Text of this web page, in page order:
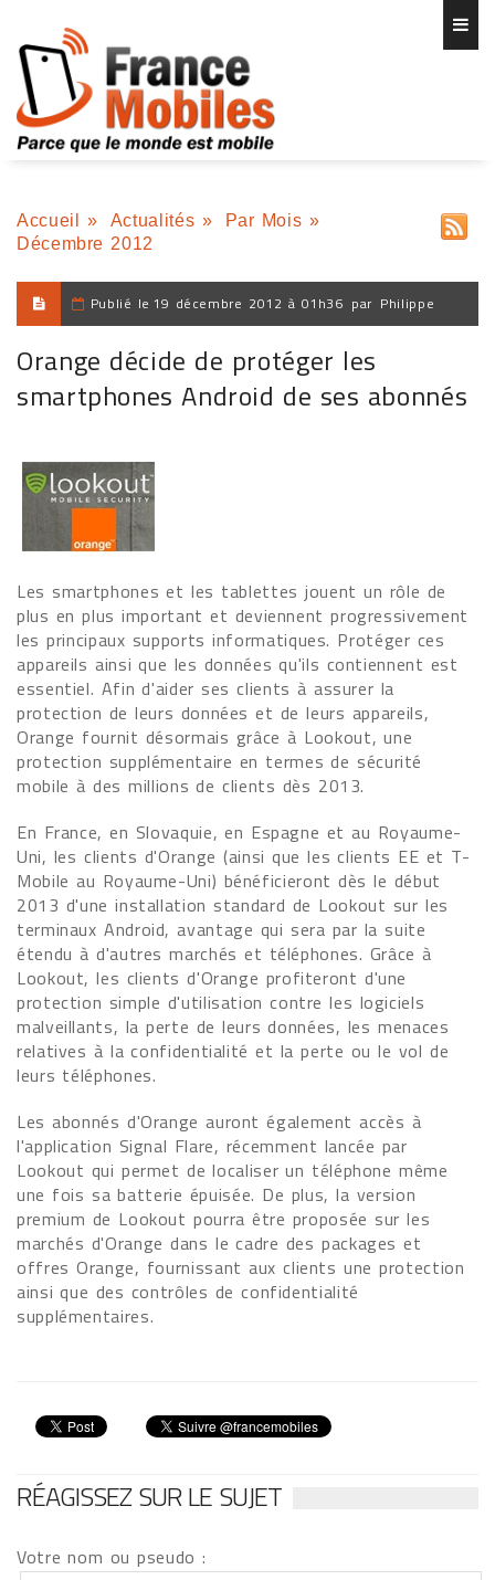
Accueil » Actualités » Par Mois »
Décembre 2012
Publié le 19 décembre 2012 à 01h36 par Philippe
Orange décide de protéger les
smartphones Android de ses abonnés
Les smartphones et les tablettes jouent un rôle de
plus en plus important et deviennent progressivement
les principaux supports informatiques. Protéger ces
appareils ainsi que les données qu'ils contiennent est
essentiel. Afin d'aider ses clients à assurer la
protection de leurs données et de leurs appareils,
Orange fournit désormais grâce à Lookout, une
protection supplémentaire en termes de sécurité
mobile à des millions de clients dès 2013.
En France, en Slovaquie, en Espagne et au Royaume-
Uni, les clients d'Orange (ainsi que les clients EE et T-
Mobile au Royaume-Uni) bénéficieront dès le début
2013 d'une installation standard de Lookout sur les
terminaux Android, avantage qui sera par la suite
étendu à d'autres marchés et téléphones. Grâce à
Lookout, les clients d'Orange profiteront d'une
protection simple d'utilisation contre les logiciels
malveillants, la perte de leurs données, les menaces
relatives à la confidentialité et la perte ou le vol de
leurs téléphones.
Les abonnés d'Orange auront également accès à
l'application Signal Flare, récemment lancée par
Lookout qui permet de localiser un téléphone même
une fois sa batterie épuisée. De plus, la version
premium de Lookout pourra être proposée sur les
marchés d'Orange dans le cadre des packages et
offres Orange, fournissant aux clients une protection
ainsi que des contrôles de confidentialité
supplémentaires.
RÉAGISSEZ SUR LE SUJET
Votre nom ou pseudo :